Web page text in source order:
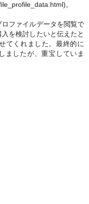
。
ファイルデータを閲覧で
を検討したいと伝えたと
てくれました。最終的に
ましたが、重宝していま